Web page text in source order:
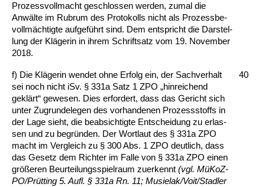
Pro­zess­voll­macht ge­schlos­sen wer­den, zu­mal die
Anwälte im Ru­brum des Pro­to­kolls nicht als Pro­zess­be­
vollmäch­tig­te auf­geführt sind. Dem ent­spricht die Dar­stel­
lung der Kläge­rin in ih­rem Schrift­satz vom 19. No­vem­ber
2018.
f) Die Kläge­rin wen­det oh­ne Er­folg ein, der Sach­ver­halt
sei noch nicht iSv. § 331a Satz 1 ZPO „hin­rei­chend
geklärt“ ge­we­sen. Dies er­for­dert, dass das Ge­richt sich
un­ter Zu­grun­de­le­gen des vor­han­de­nen Pro­zess­stoffs in
der La­ge sieht, die be­ab­sich­tig­te Ent­schei­dung zu er­las­
sen und zu be­gründen. Der Wort­laut des § 331a ZPO
macht im Ver­gleich zu § 300 Abs. 1 ZPO deut­lich, dass
das Ge­setz dem Rich­ter im Fal­le von § 331a ZPO ei­nen
größeren Be­ur­tei­lungs­spiel­raum zu­er­kennt (vgl. MüKoZ­
PO/Prütting 5. Aufl. § 331a Rn. 11; Mu­sielak/Voit/Stad­ler
40